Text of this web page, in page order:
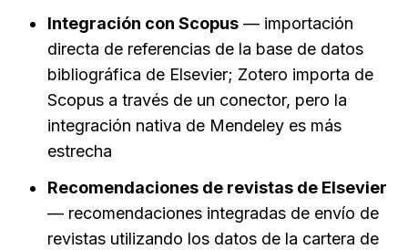
Integración con Scopus — importación
directa de referencias de la base de datos
bibliográfica de Elsevier; Zotero importa de
Scopus a través de un conector, pero la
integración nativa de Mendeley es más
estrecha
Recomendaciones de revistas de Elsevier
— recomendaciones integradas de envío de
revistas utilizando los datos de la cartera de